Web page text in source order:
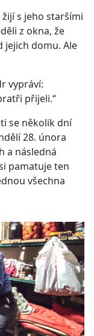
s jeho staršími
z okna, že
jejich domu. Ale
vypráví:
přijeli.“
se několik dní
28. února
a následná
pamatuje ten
všechna